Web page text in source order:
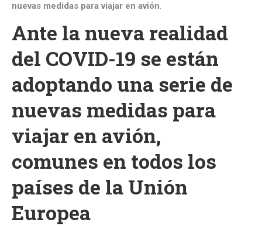
nuevas medidas para viajar en avión.
Ante la nueva realidad
del COVID-19 se están
adoptando una serie de
nuevas medidas para
viajar en avión,
comunes en todos los
países de la Unión
Europea